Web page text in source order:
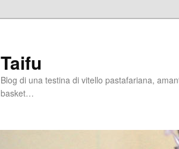
Taifu
Blog di una testina di vitello pastafariana,
basket…